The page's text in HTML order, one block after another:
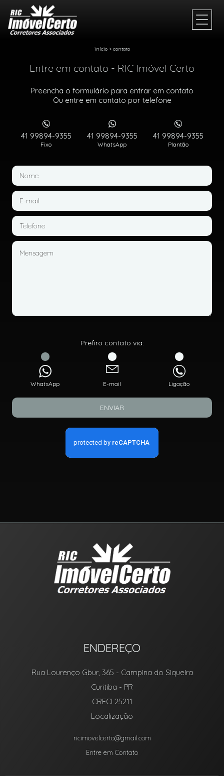
início> contato
Entre em contato - RIC Imóvel Certo
Preencha o formulário para entrar em contato
Ou entre em contato por telefone
41 99894-9355
Fixo
41 99894-9355
WhatsApp
41 99894-9355
Plantão
Prefiro contato via:
WhatsApp E-mail Ligação
ENVIAR
ENDEREÇO
Rua Lourenço Gbur, 365 - Campina do Siqueira
Curitiba - PR
CRECI 25211
Localização
ricimovelcerto@gmail.com
Entre em Contato